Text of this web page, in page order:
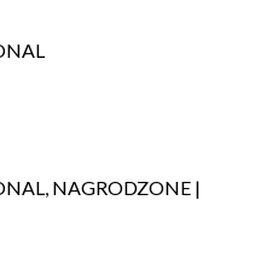
NAGRODZONE |